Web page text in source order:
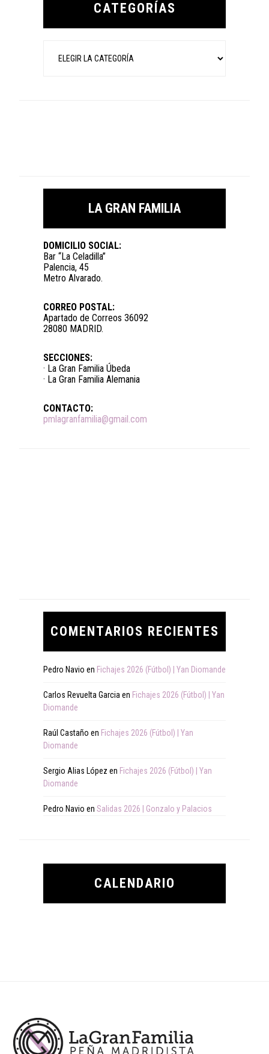
CATEGORÍAS
LA GRAN FAMILIA
DOMICILIO SOCIAL:
Bar “La Celadilla”
Palencia, 45
Metro Alvarado.
CORREO POSTAL:
Apartado de Correos 36092
28080 MADRID.
SECCIONES:
· La Gran Familia Úbeda
· La Gran Familia Alemania
CONTACTO:
pmlagranfamilia@gmail.com
COMENTARIOS RECIENTES
Pedro Navio en Fichajes 2026 (Fútbol) | Yan Diomande
Carlos Revuelta Garcia en Fichajes 2026 (Fútbol) | Yan
Diomande
Raúl Castaño en Fichajes 2026 (Fútbol) | Yan
Diomande
Sergio Alias López en Fichajes 2026 (Fútbol) | Yan
Diomande
Pedro Navio en Salidas 2026 | Gonzalo y Palacios
CALENDARIO